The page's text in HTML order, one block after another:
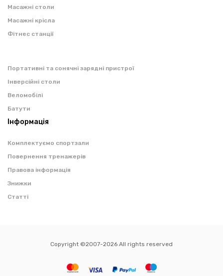
Масажні столи
Масажні крісла
Фітнес станції
Портативні та сонячні зарядні пристрої
Інверсійні столи
Веломобілі
Батути
Інформація
Комплектуємо спортзали
Повернення тренажерів
Правова інформація
Знижки
Статті
Copyright ©2007-2026 All rights reserved